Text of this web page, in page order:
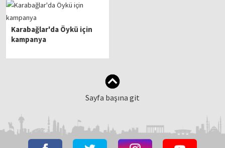
Karabağlar'da Öykü için
kampanya
Sayfa başına git